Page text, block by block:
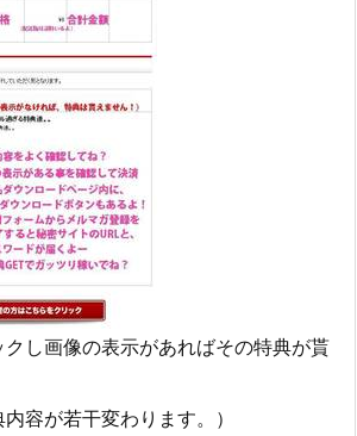
し画像の表示があればその特典が貰
内容が若干変わります。）